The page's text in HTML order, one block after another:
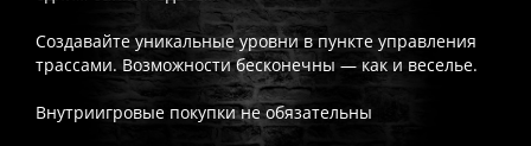
Создавайте уникальные уровни в пункте управления
трассами. Возможности бесконечны — как и веселье.
Внутриигровые покупки не обязательны